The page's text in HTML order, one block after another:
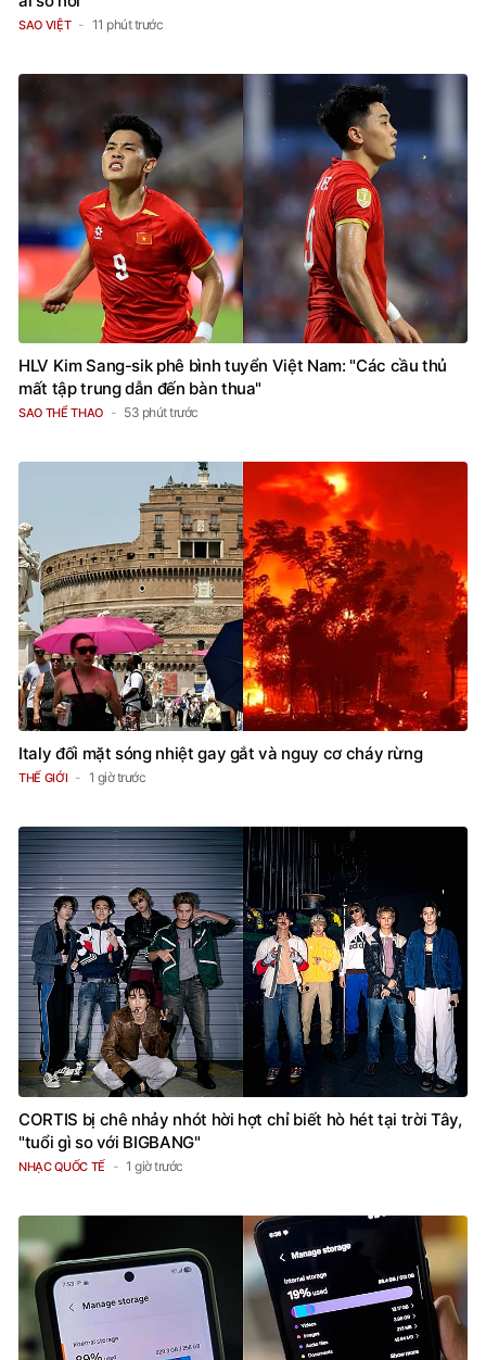
SAO VIỆT 11 phút trước
HLV Kim Sang-sik phê bình tuyển Việt Nam: "Các cầu thủ
mất tập trung dẫn đến bàn thua"
SAO THỂ THAO 53 phút trước
Italy đối mặt sóng nhiệt gay gắt và nguy cơ cháy rừng
THẾ GIỚI 1 giờ trước
CORTIS bị chê nhảy nhót hời hợt chỉ biết hò hét tại trời Tây,
"tuổi gì so với BIGBANG"
NHẠC QUỐC TẾ 1 giờ trước